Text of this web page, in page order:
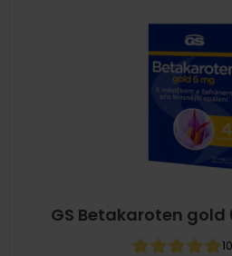
GS Betakaroten gold